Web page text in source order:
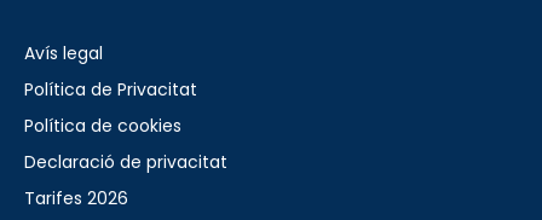
Avís legal
Política de Privacitat
Política de cookies
Declaració de privacitat
Tarifes 2026